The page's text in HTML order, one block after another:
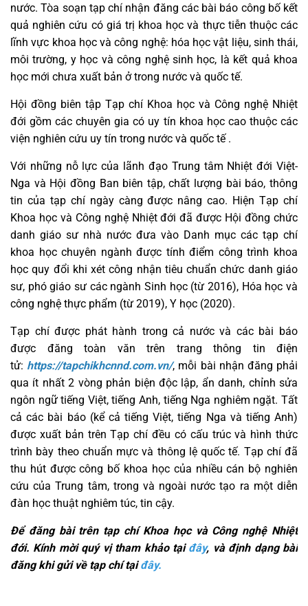
nước. Tòa soạn tạp chí nhận đăng các bài báo công bố kết
quả nghiên cứu có giá trị khoa học và thực tiễn thuộc các
lĩnh vực khoa học và công nghệ: hóa học vật liệu, sinh thái,
môi trường, y học và công nghệ sinh học, là kết quả khoa
học mới chưa xuất bản ở trong nước và quốc tế.
Hội đồng biên tập Tạp chí Khoa học và Công nghệ Nhiệt
đới gồm các chuyên gia có uy tín khoa học cao thuộc các
viện nghiên cứu uy tín trong nước và quốc tế .
Với những nỗ lực của lãnh đạo Trung tâm Nhiệt đới Việt-
Nga và Hội đồng Ban biên tập, chất lượng bài báo, thông
tin của tạp chí ngày càng được nâng cao. Hiện Tạp chí
Khoa học và Công nghệ Nhiệt đới đã được Hội đồng chức
danh giáo sư nhà nước đưa vào Danh mục các tạp chí
khoa học chuyên ngành được tính điểm công trình khoa
học quy đổi khi xét công nhận tiêu chuẩn chức danh giáo
sư, phó giáo sư các ngành Sinh học (từ 2016), Hóa học và
công nghệ thực phẩm (từ 2019), Y học (2020).
Tạp chí được phát hành trong cả nước và các bài báo
được đăng toàn văn trên trang thông tin điện
tử: https://tapchikhcnnd.com.vn/, mỗi bài nhận đăng phải
qua ít nhất 2 vòng phản biện độc lập, ẩn danh, chỉnh sửa
ngôn ngữ tiếng Việt, tiếng Anh, tiếng Nga nghiêm ngặt. Tất
cả các bài báo (kể cả tiếng Việt, tiếng Nga và tiếng Anh)
được xuất bản trên Tạp chí đều có cấu trúc và hình thức
trình bày theo chuẩn mực và thông lệ quốc tế. Tạp chí đã
thu hút được công bố khoa học của nhiều cán bộ nghiên
cứu của Trung tâm, trong và ngoài nước tạo ra một diễn
đàn học thuật nghiêm túc, tin cậy.
Để đăng bài trên tạp chí Khoa học và Công nghệ Nhiệt
đới. Kính mời quý vị tham khảo tại đây, và định dạng bài
đăng khi gửi về tạp chí tạiđây.